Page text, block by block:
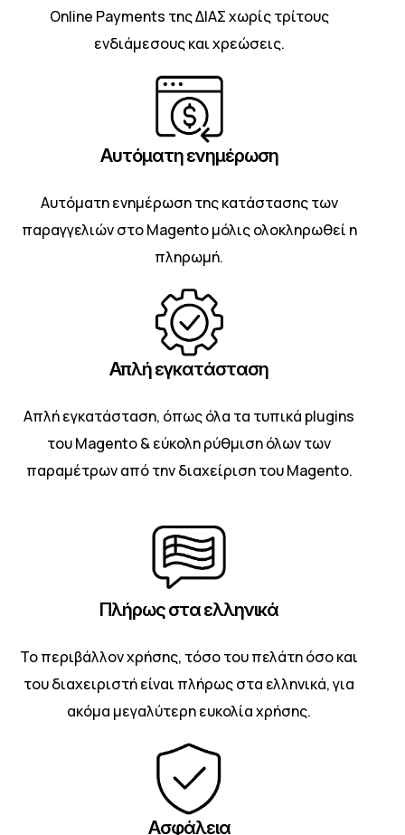
Online Payments της ΔΙΑΣ χωρίς τρίτους
ενδιάμεσους και χρεώσεις.
Αυτόματη ενημέρωση
Αυτόματη ενημέρωση της κατάστασης των
παραγγελιών στο Magento μόλις ολοκληρωθεί η
πληρωμή.
Απλή εγκατάσταση
Απλή εγκατάσταση, όπως όλα τα τυπικά plugins
του Magento & εύκολη ρύθμιση όλων των
παραμέτρων από την διαχείριση του Magento.
Πλήρως στα ελληνικά
Το περιβάλλον χρήσης, τόσο του πελάτη όσο και
του διαχειριστή είναι πλήρως στα ελληνικά, για
ακόμα μεγαλύτερη ευκολία χρήσης.
Ασφάλεια